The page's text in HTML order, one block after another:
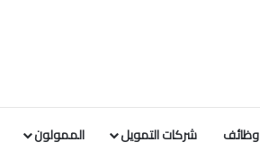
وظائف شركات التمويل الممولون